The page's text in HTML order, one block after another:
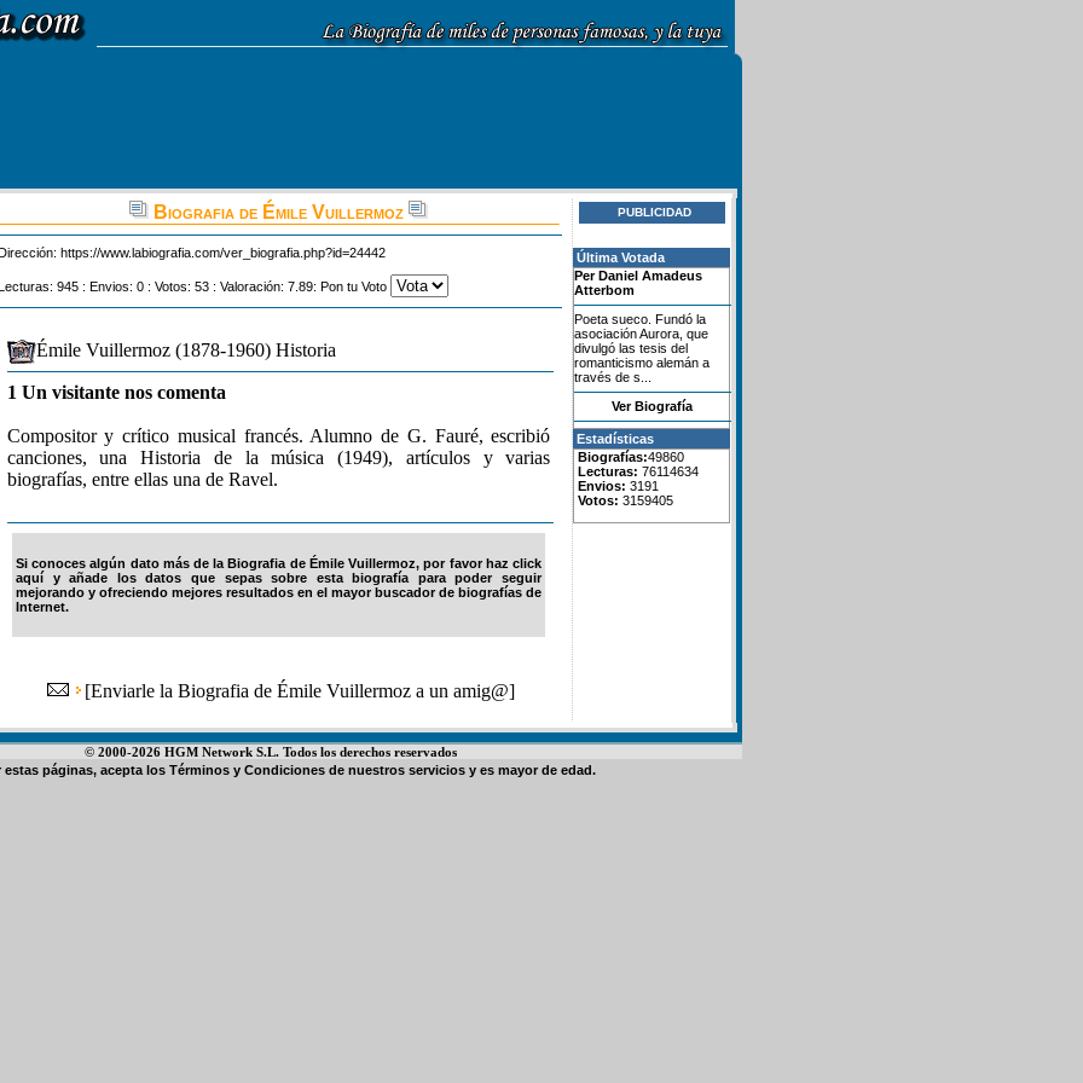
Biografia de Émile Vuillermoz
https://www.labiografia.com/ver_biografia.php?id=24442
945 : Envios: 0 : Votos: 53 : Valoración: 7.89: Pon tu Voto
Émile Vuillermoz (1878-1960) Historia
1 Un visitante nos comenta
Compositor y crítico musical francés. Alumno de G. Fauré, escribió
canciones, una Historia de la música (1949), artículos y varias
biografías, entre ellas una de Ravel.
Si conoces algún dato más de la Biografia de Émile Vuillermoz, por favor haz click
aquí y añade los datos que sepas sobre esta biografía para poder seguir
mejorando y ofreciendo mejores resultados en el mayor buscador de biografías de
Internet.
[Enviarle la Biografia de Émile Vuillermoz a un amig@]
PUBLICIDAD
Última Votada
Per Daniel Amadeus
Atterbom
Poeta sueco. Fundó la
asociación Aurora, que
divulgó las tesis del
romanticismo alemán a
través de s...
Ver Biografía
Estadísticas
Biografías:49860
Lecturas: 76114634
Envios: 3191
Votos: 3159405
© 2000-2026 HGM Network S.L. Todos los derechos reservados
estas páginas, acepta los Términos y Condiciones de nuestros servicios y es mayor de edad.